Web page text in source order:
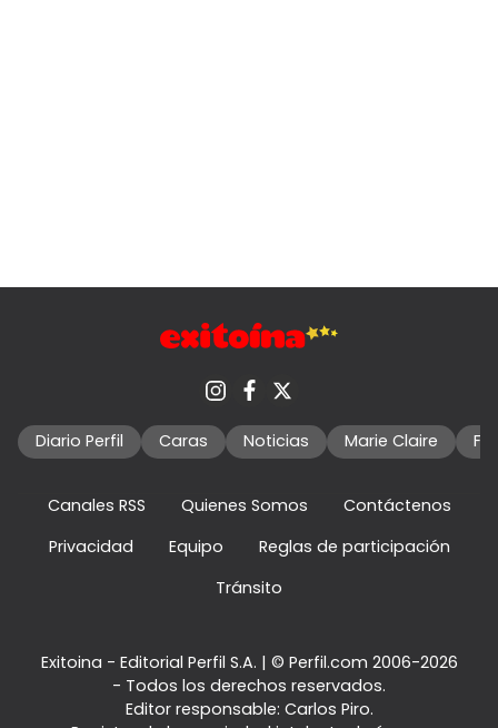
Diario Perfil Caras Noticias Marie Claire
Canales RSS Quienes Somos
Contáctenos
Privacidad
Equipo
Reglas de participación
Tránsito
Exitoina - Editorial Perfil S.A. | © Perfil.com 2006-2026
- Todos los derechos reservados.
Editor responsable: Carlos Piro.